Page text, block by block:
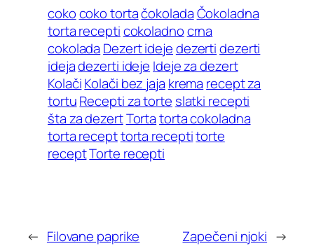
cokocoko tortačokoladaČokoladna
torta recepticokoladnocrna
cokolada Dezert idejedezertidezerti
idejadezerti ideje Ideje za dezert
KolačiKolači bez jaja krema recept za
tortuRecepti za torte slatki recepti
šta za dezertTortatorta cokoladna
torta recepttorta receptitorte
receptTorte recepti
← Filovane paprike Zapečeni njoki →